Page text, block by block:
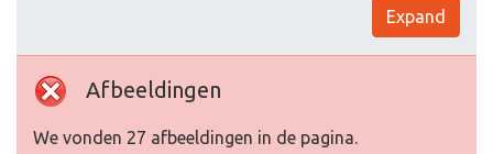
Expand
Afbeeldingen
We vonden 27 afbeeldingen in de pagina.